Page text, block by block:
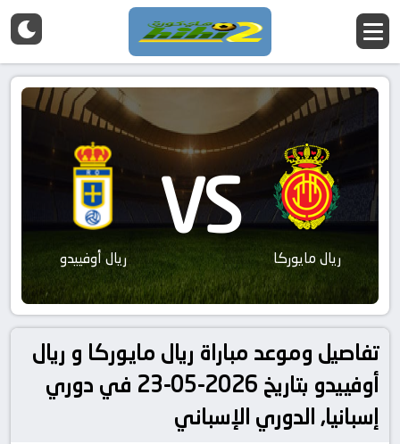
ريال مايوركا VS ريال أوفييدو
تفاصيل وموعد مباراة ريال مايوركا و ريال
أوفييدو بتاريخ 2026-05-23 في دوري
إسبانيا, الدوري الإسباني